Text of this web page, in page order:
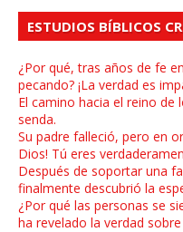
ESTUDIOS BÍBLICOS
¿Por qué, tras años de fe
pecando? ¡La verdad es
El camino hacia el reino de
senda.
Su padre falleció, pero en
Dios! Tú eres
Después de soportar una
finalmente descubrió la
¿Por qué las personas se
ha revelado la verdad